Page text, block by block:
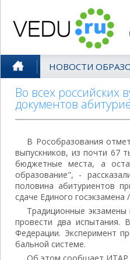
НОВОСТИ
Во всех российских
документов
В Рособразования
выпускников, из почти 67
бюджетные места, а
образование", -
половина абитуриентов
сдаче Единого госэкзамена
Традиционные
провести два испытания.
Федерации. Эксперимент
бальной системе.